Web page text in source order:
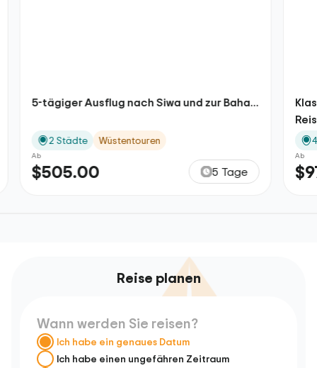
5-tägiger Ausflug nach Siwa und zur Baha...
2 Städte Wüstentouren
$505.00 5 Tage
4
Reise planen
Wann werden Sie reisen?
Ich habe ein genaues Datum
Ich habe einen ungefähren Zeitraum